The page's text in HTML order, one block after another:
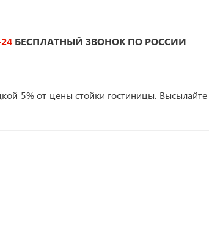
БЕСПЛАТНЫЙ ЗВОНОК ПО РОССИИ
5% от цены стойки гостиницы.